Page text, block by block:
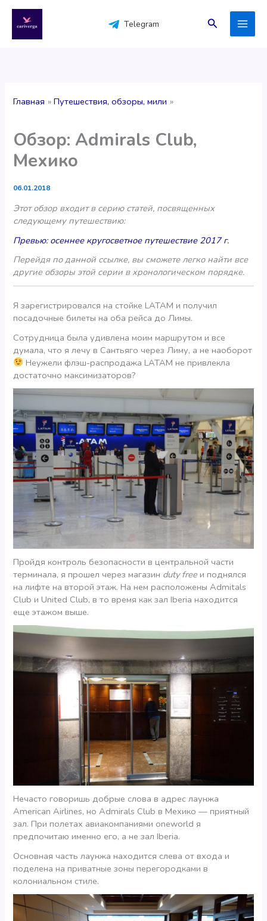
содержимому
Telegram Поиск
Главная Путешествия, обзоры, мили
Обзор: Admirals Club,
Мехико
06.01.2018
Этот обзор входит в серию статей, посвященных
следующему путешествию:
Превью: осеннее кругосветное путешествие 2017 г.
Перейдя по данной ссылке, вы сможете легко найти все
другие обзоры этой серии в хронологическом порядке.
Я зарегистрировался на стойке LATAM и получил
посадочные билеты на оба рейса до Лимы.
Сотрудница была удивлена моим маршрутом и все
думала, что я лечу в Сантьяго через Лиму, а не наоборот
Неужели флэш-распродажа LATAM не привлекла
достаточно максимизаторов?
Пройдя контроль безопасности в центральной части
терминала, я прошел через магазин duty free и поднялся
на лифте на второй этаж. На нем расположены Admitals
Club и United Club, в то время как зал Iberia находится
еще этажом выше.
Нечасто говоришь добрые слова в адрес лаунжa
American Airlines, но Admirals Club в Мехико — приятный
зал. При полетах авиакомпаниями oneworld я
предпочитаю именно его, а не зал Iberia.
Основная часть лаунжа находится слева от входа и
поделена на приватные зоны перегородками в
колониальном стиле.